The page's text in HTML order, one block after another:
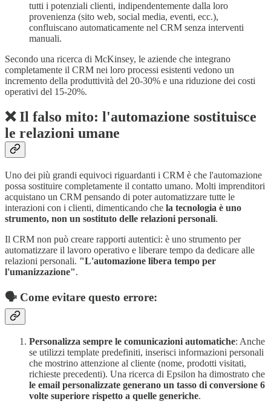
tutti i potenziali clienti, indipendentemente dalla loro
provenienza (sito web, social media, eventi, ecc.),
confluiscano automaticamente nel CRM senza interventi
manuali.
Secondo una ricerca di McKinsey, le aziende che integrano
completamente il CRM nei loro processi esistenti vedono un
incremento della produttività del 20-30% e una riduzione dei costi
operativi del 15-20%.
❌ Il falso mito: l'automazione sostituisce
le relazioni umane
Uno dei più grandi equivoci riguardanti i CRM è che l'automazione
possa sostituire completamente il contatto umano. Molti imprenditori
acquistano un CRM pensando di poter automatizzare tutte le
interazioni con i clienti, dimenticando che la tecnologia è uno
strumento, non un sostituto delle relazioni personali.
Il CRM non può creare rapporti autentici: è uno strumento per
automatizzare il lavoro operativo e liberare tempo da dedicare alle
relazioni personali. "L'automazione libera tempo per
l'umanizzazione".
🗣️ Come evitare questo errore:
Personalizza sempre le comunicazioni automatiche: Anche
se utilizzi template predefiniti, inserisci informazioni personali
che mostrino attenzione al cliente (nome, prodotti visitati,
richieste precedenti). Una ricerca di Epsilon ha dimostrato che
le email personalizzate generano un tasso di conversione 6
volte superiore rispetto a quelle generiche.